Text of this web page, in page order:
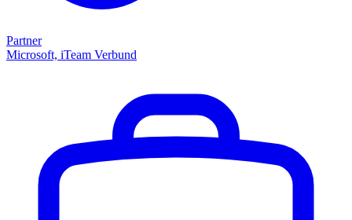
Partner
Microsoft, iTeam Verbund